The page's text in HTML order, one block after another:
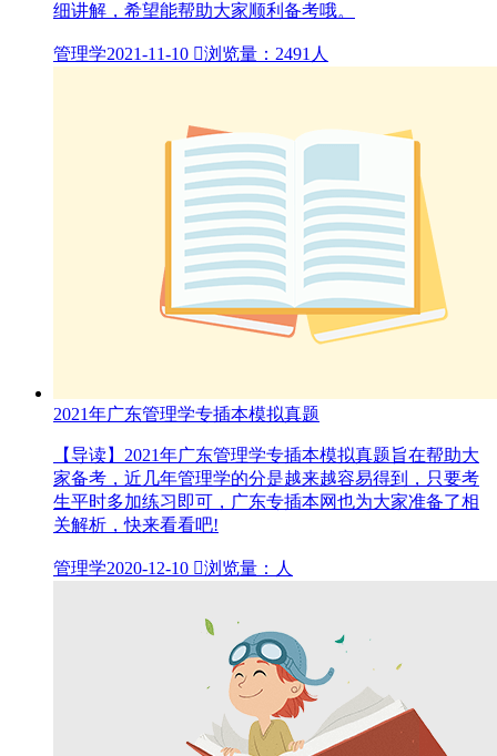
细讲解，希望能帮助大家顺利备考哦。
管理学2021-11-10 浏览量：2491人
2021年广东管理学专插本模拟真题
【导读】2021年广东管理学专插本模拟真题旨在帮助大
家备考，近几年管理学的分是越来越容易得到，只要考
生平时多加练习即可，广东专插本网也为大家准备了相
关解析，快来看看吧!
管理学2020-12-10 浏览量：人